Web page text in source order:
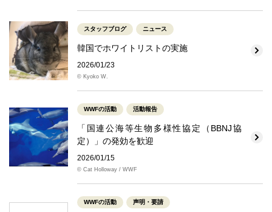
スタッフブログ ニュース
韓国でホワイトリストの実施
2026/01/23
© Kyoko W.
WWFの活動 活動報告
「国連公海等生物多様性協定（BBNJ協
定）」の発効を歓迎
2026/01/15
© Cat Holloway / WWF
WWFの活動 声明・要請